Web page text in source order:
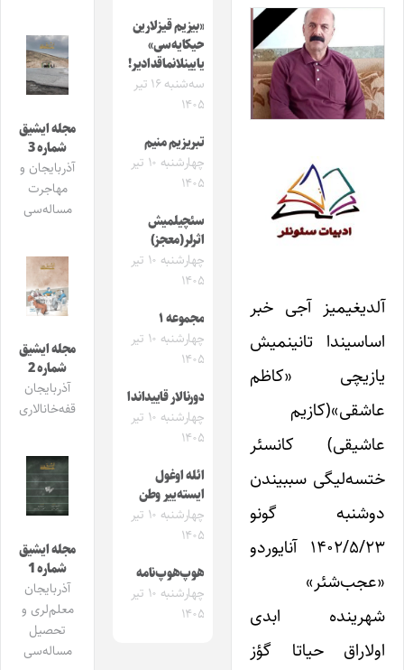
آلدیغیمیز آجی خبر
اساسیندا تانینمیش
یازیچی «کاظم
عاشقی»(کازیم
عاشیقی) کانسئر
ختسه‌‌لیگی سببیندن
دوشنبه گونو
۱۴۰۲/۵/۲۳ آنایوردو
«عجب‌شئر»
شهرینده ابدی
اولاراق حیاتا گؤز
«بیزیم قیزلارین
حیکایه‌سی»
یایینلانماقدادیر!
سه‌شنبه ۱۶ تیر
۱۴۰۵
تبریزیم منیم
چهارشنبه ۱۰ تیر
۱۴۰۵
سئچیلمیش
اثرلر(معجز)
چهارشنبه ۱۰ تیر
۱۴۰۵
مجموعه ۱
چهارشنبه ۱۰ تیر
۱۴۰۵
دورنالار قاییداندا
چهارشنبه ۱۰ تیر
۱۴۰۵
ائله اوغول
ایسته‌ییر وطن
چهارشنبه ۱۰ تیر
۱۴۰۵
هوپ‌هوپ‌نامه
چهارشنبه ۱۰ تیر
۱۴۰۵
مجله ایشیق
شماره 3
آذربایجان و
مهاجرت
مساله‌سی
مجله ایشیق
شماره 2
آذربایجان
قفه‌خانالاری
مجله ایشیق
شماره 1
آذربایجان
معلم‌لری و
تحصیل
مساله‌سی